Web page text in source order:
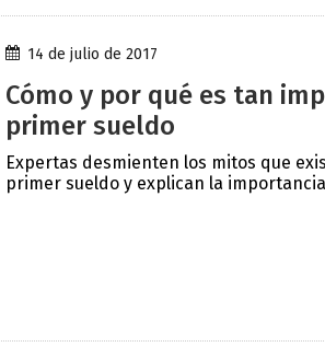
14 de julio de 2017
Cómo y por qué es tan
primer sueldo
Expertas desmienten los mitos que
primer sueldo y explican la